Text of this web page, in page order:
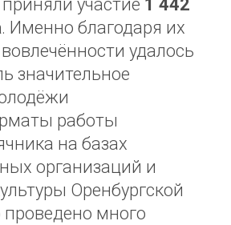
участие 1 442
. Именно благодаря их
удалось
значительное
работы
на базах
организаций и
Оренбургской
много